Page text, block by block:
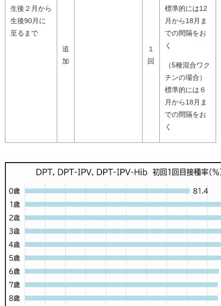
生後２月から
生後90月に
至るまで
追
加
１
回
標準的には12
月から18月ま
での間隔をお
く
（5種混合ワク
チンの場合）
標準的には６
月から18月ま
での間隔をお
く